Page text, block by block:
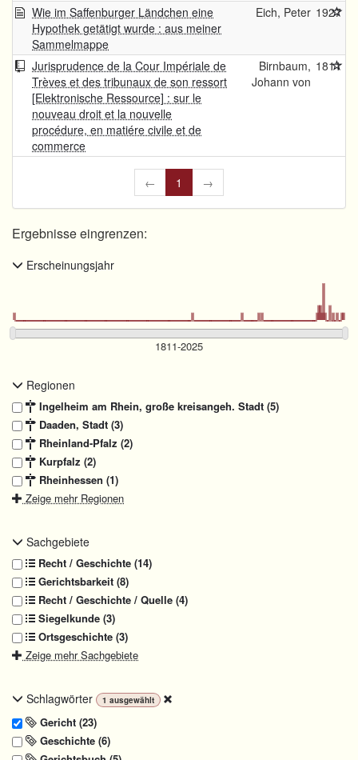
Wie im Saffenburger Ländchen eine
Hypothek getätigt wurde : aus meiner
Sammelmappe
Eich, Peter 1927
Jurisprudence de la Cour Impériale de
Trèves et des tribunaux de son ressort
[Elektronische Ressource] : sur le
nouveau droit et la nouvelle
procédure, en matiére civile et de
commerce
Birnbaum,
Johann von
1811
← 1 →
Ergebnisse eingrenzen:
Erscheinungsjahr
Regionen
Ingelheim am Rhein, große kreisangeh. Stadt (5)
Daaden, Stadt (3)
Rheinland-Pfalz (2)
Kurpfalz (2)
Rheinhessen (1)
Zeige mehr Regionen
Sachgebiete
Recht / Geschichte (14)
Gerichtsbarkeit (8)
Recht / Geschichte / Quelle (4)
Siegelkunde (3)
Ortsgeschichte (3)
Zeige mehr Sachgebiete
Schlagwörter 1 ausgewählt
Gericht (23)
Geschichte (6)